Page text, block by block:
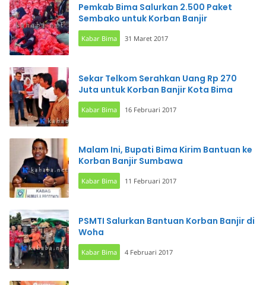
Pemkab Bima Salurkan 2.500 Paket
Sembako untuk Korban Banjir
Kabar Bima 31 Maret 2017
Sekar Telkom Serahkan Uang Rp 270
Juta untuk Korban Banjir Kota Bima
Kabar Bima 16 Februari 2017
Malam Ini, Bupati Bima Kirim Bantuan ke
Korban Banjir Sumbawa
Kabar Bima 11 Februari 2017
PSMTI Salurkan Bantuan Korban Banjir di
Woha
Kabar Bima 4 Februari 2017